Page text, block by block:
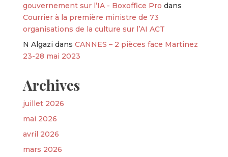
gouvernement sur l’IA - Boxoffice Pro dans
Courrier à la première ministre de 73
organisations de la culture sur l’AI ACT
N Algazi dans CANNES – 2 pièces face Martinez
23-28 mai 2023
Archives
juillet 2026
mai 2026
avril 2026
mars 2026